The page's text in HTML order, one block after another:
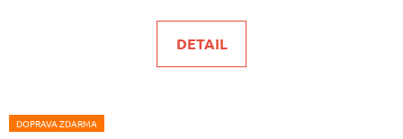
DETAIL
DOPRAVA ZDARMA